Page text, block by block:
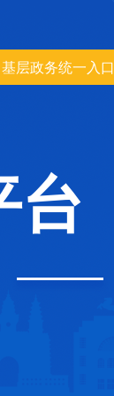
基层政务统一入口
台